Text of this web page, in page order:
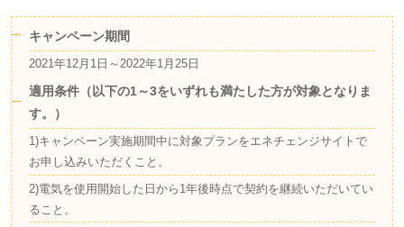
キャンペーン期間
2021年12月1日～2022年1月25日
適用条件（以下の1～3をいずれも満たした方が対象となりま
す。）
1)キャンペーン実施期間中に対象プランをエネチェンジサイトで
お申し込みいただくこと。
2)電気を使用開始した日から1年後時点で契約を継続いただいてい
ること。